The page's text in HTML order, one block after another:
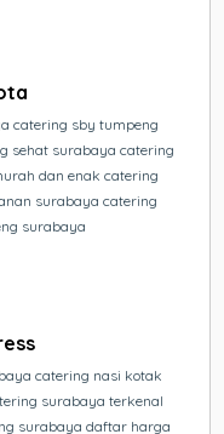
catering sby tumpeng
sehat surabaya catering
dan enak catering
surabaya catering
surabaya
catering nasi kotak
surabaya terkenal
surabaya daftar harga